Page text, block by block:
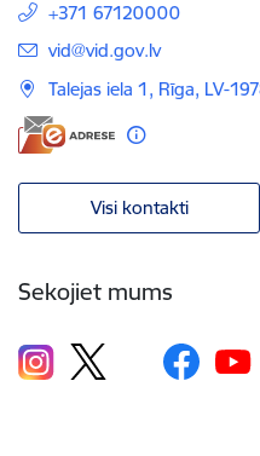
+371 67120000
E-pasts:
vid@vid.gov.lv
Talejas iela 1, Rīga, LV-
Visi kontakti
Sekojiet mums